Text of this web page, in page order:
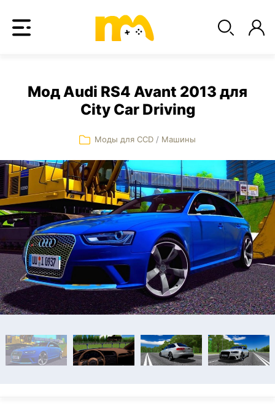
Мод Audi RS4 Avant 2013 для
City Car Driving
Моды для CCD / Машины